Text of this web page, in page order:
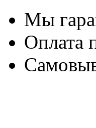
Мы
Оплата